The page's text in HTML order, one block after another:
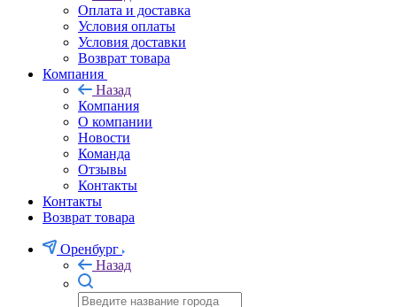
Оплата и доставка
Условия оплаты
Условия доставки
Возврат товара
Компания
Назад
Компания
О компании
Новости
Команда
Отзывы
Контакты
Контакты
Возврат товара
Оренбург
Назад